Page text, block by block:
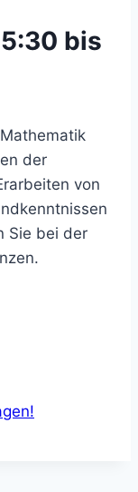
bis
der
von
Sie bei der